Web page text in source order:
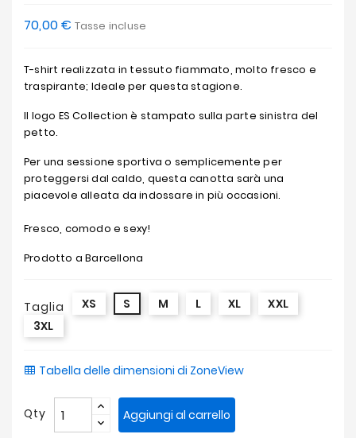
70,00 € Tasse incluse
T-shirt realizzata in tessuto fiammato, molto fresco e
traspirante; Ideale per questa stagione.
Il logo ES Collection è stampato sulla parte sinistra del
petto.
Per una sessione sportiva o semplicemente per
proteggersi dal caldo, questa canotta sarà una
piacevole alleata da indossare in più occasioni.
Fresco, comodo e sexy!
Prodotto a Barcellona
Taglia XS S M L XL
XXL
3XL
Tabella delle dimensioni di ZoneView
Qty Aggiungi al carrello